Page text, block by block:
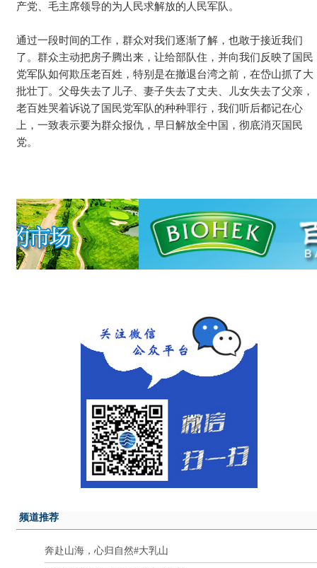
产党、毛主席领导的为人民求解放的人民军队。
通过一段时间的工作，群众对我们逐渐了解，也敢于接近我们
了。群众主动把房子腾出来，让给部队住，并向我们反映了国民
党军队如何欺压老百姓，特别是在撤退台湾之前，在岱山抓了大
批壮丁。父母失去了儿子、妻子失去了丈夫、儿女失去了父亲，
老百姓哭着诉说了国民党军队的种种罪行，我们听后都记在心
上，一致表示要为群众报仇，早日解放全中国，彻底消灭国民
党。
频道推荐
奔赴山海，心归自然#大乳山